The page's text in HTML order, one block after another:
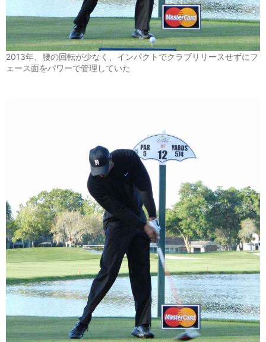
2013年、腰の回転が少なく、インパクトでクラブリリースせずにフ
ェース面をパワーで管理していた